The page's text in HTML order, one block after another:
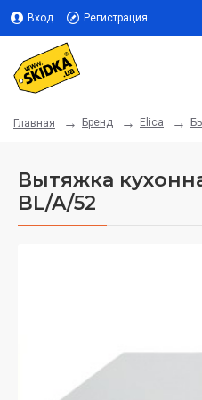
Вход Регистрация
Главная Бренд Elica
Вытяжка
BL/A/52